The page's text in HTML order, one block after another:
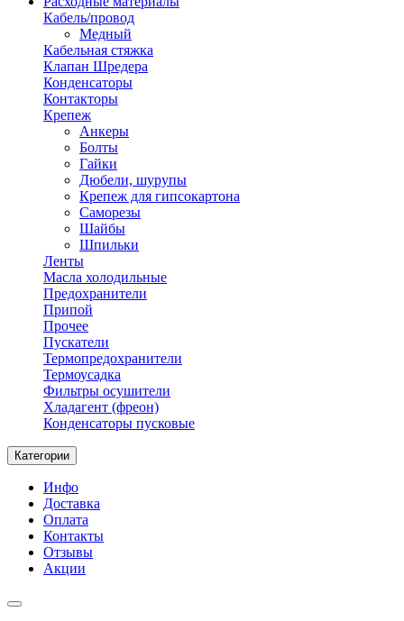
Кабель/провод
Медный
Кабельная стяжка
Клапан Шредера
Конденсаторы
Контакторы
Крепеж
Анкеры
Болты
Гайки
Дюбели, шурупы
Крепеж для гипсокартона
Саморезы
Шайбы
Шпильки
Ленты
Масла холодильные
Предохранители
Припой
Прочее
Пускатели
Термопредохранители
Термоусадка
Фильтры осушители
Хладагент (фреон)
Конденсаторы пусковые
Категории
Инфо
Доставка
Оплата
Контакты
Отзывы
Акции